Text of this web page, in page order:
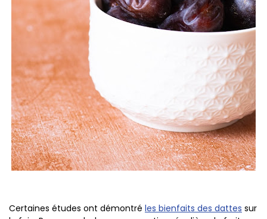
Certaines études ont démontré les bienfaits des dattes sur